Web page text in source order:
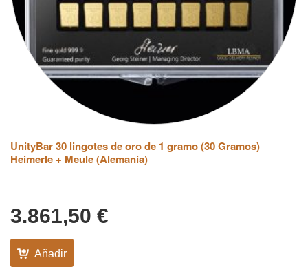
UnityBar 30 lingotes de oro de 1 gramo (30 Gramos)
Heimerle + Meule (Alemania)
3.861,50 €
Añadir